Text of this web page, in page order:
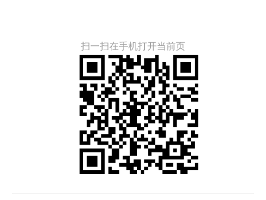
扫一扫在手机打开当前页